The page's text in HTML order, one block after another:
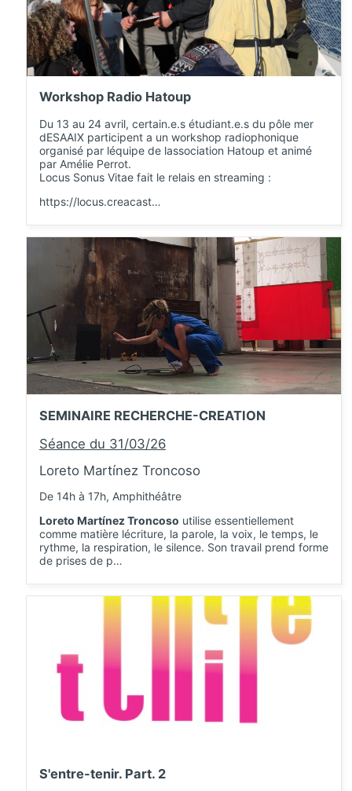
Workshop Radio Hatoup
Du 13 au 24 avril, certain.e.s étudiant.e.s du pôle mer
dESAAIX participent a un workshop radiophonique
organisé par léquipe de lassociation Hatoup et animé
par Amélie Perrot.
Locus Sonus Vitae fait le relais en streaming :
https://locus.creacast…
SEMINAIRE RECHERCHE-CREATION
Séance du 31/03/26
Loreto Martínez Troncoso
De 14h à 17h, Amphithéâtre
Loreto Martínez Troncoso utilise essentiellement
comme matière lécriture, la parole, la voix, le temps, le
rythme, la respiration, le silence. Son travail prend forme
de prises de p…
S'entre-tenir. Part. 2